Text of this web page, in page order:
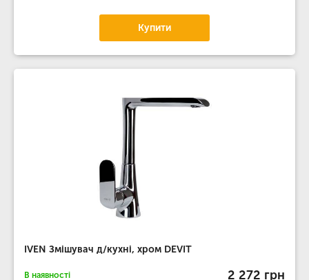
Купити
IVEN Змішувач д/кухні, хром DEVIT
В наявності 2 272 грн